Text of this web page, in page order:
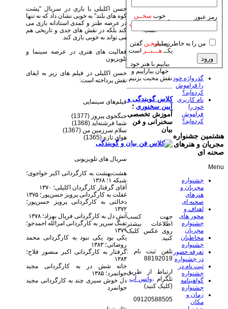
حسن اکلیلی با بازی در سریال "پشت
کوه های بلند" به خوبی نشان داد که نه تنها
در عرصه طنز و کمدی استادانه بازی می
کند بلکه در نقش های جدی و تاریخی هم
می تواند به خوبی بازی کند.
فعالیت های هنری در عرصه سینما و
تلویزیون
حسن اکلیلی در فیلم های زیر به ایفای
نقش پرداخته است:
فیلم‌های سینمایی
جنگجوی پیروز (1377)
شما فرشته‌اید (1368)
سلام سرزمین من (1367)
هوای تازه (1365)
سریال های تلویزیونی
هشت‌بهشت به کارگردانی اکبر خواجوی؛
شبکه ۱؛ ۱۳۶۸
آقای گرفتار کارگردان اکلیلی؛ ۱۳۷۰
غفلت به کارگردانی پرویز حسن‌پور؛ ۱۳۷۵
دخالتی به کارگردانی پرویز حسن‌پور؛
۱۳۷۲
آتش دل به کارگردانی فریال بهزاد؛ ۱۳۷۸
تفنگ سرپر به کارگردانی امرالله احمدجو؛
۱۳۷۹
یکی بود یکی نبود به کارگردانی محمد
روضاتی؛ ۱۳۸۳
گرفتار به کارگردانی اکبر منصور فلاح؛
۱۳۸۴
خانه شش در به کارگردانی مجید
جوانمرد؛ ۱۳۸۵
دل خوش سیری چند به کارگردانی مجید
جوانمرد
خوب سخــن
گفتن یکـفـــــن
است.
زیباسخـن گفتن
یکــهـــنــر
است.
بیاییم با هنر خود
جهان بیاراییم و
نقش محبت بزنیم.
کلاس گویندگی و
آیین سخنوری ؛
آموزش تخصصی
سخنرانی و فن
بیان
جهت کسب
اطلاعات بیشتر
روی عکس کلیک
کنید.
تلفن ثبت نام :
88192019
ارتباط از طریق
تلگرام ،واتس آپ
(کلیک کنید)
09120588505
رمز عبور
من را به خاطر بسپار
گذرواژه خود
را فراموش
کرده‌اید؟
نام کاربری
خود را
فراموش
کرده‌اید؟
هشتمین جشنواره
مجریان و هنرهای
صحنه ای
Menu
جشنواره
مجریان و
هنرهای
صحنه ای
اهداف و
محور های
جشنواره
مجریان
مخاطبان
جشنواره
تعرفه حضور
در جشنواره
ثبت نام در
جشنواره
گواهینامه
جشنواره
زمان و
مکان